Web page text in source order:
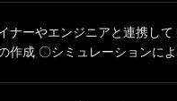
ーやエンジニアと連携し
成 〇シミュレーションによ